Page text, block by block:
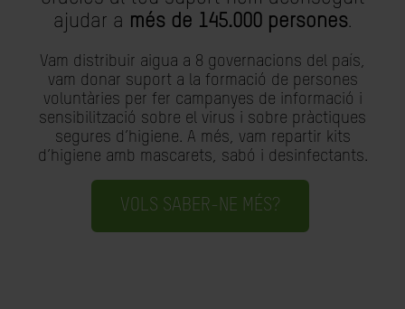
ajudar a més de 145.000 persones.
Vam distribuir aigua a 8 governacions del país,
vam donar suport a la formació de persones
voluntàries per fer campanyes de informació i
sensibilització sobre el virus i sobre pràctiques
segures d’higiene. A més, vam repartir kits
d’higiene amb mascarets, sabó i desinfectants.
VOLS SABER-NE MÉS?